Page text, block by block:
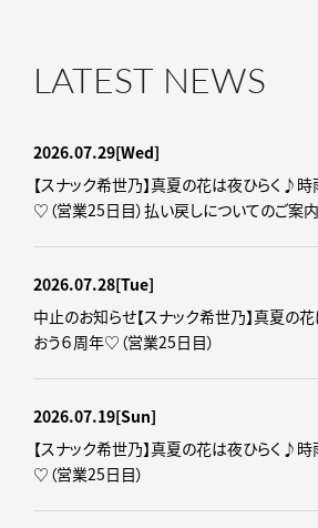
LATEST NEWS
2026.07.29[Wed]
【スナック希世乃】真夏の花は夜ひらく♪
♡（営業25日目）払い戻しについてのご案内
2026.07.28[Tue]
中止のお知らせ【スナック希世乃】真夏の
おう６周年♡（営業25日目）
2026.07.19[Sun]
【スナック希世乃】真夏の花は夜ひらく♪
♡（営業25日目）